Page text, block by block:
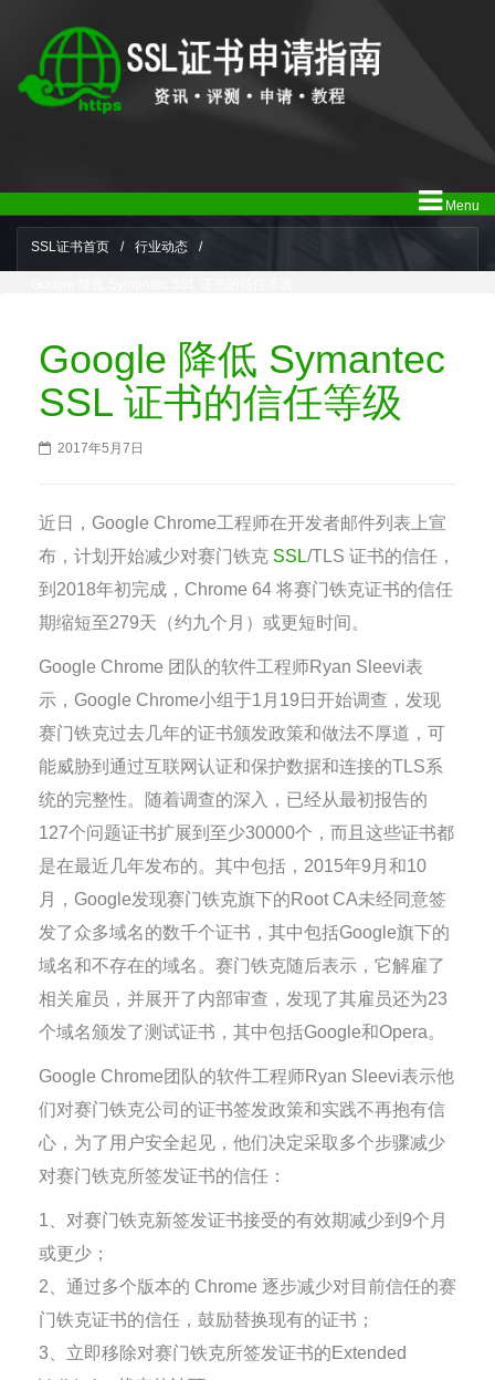
Menu
SSL证书首页 / 行业动态 /
Google 降低 Symantec
SSL 证书的信任等级
2017年5月7日
近日，Google Chrome工程师在开发者邮件列表上宣
布，计划开始减少对赛门铁克 SSL/TLS 证书的信任，
到2018年初完成，Chrome 64 将赛门铁克证书的信任
期缩短至279天（约九个月）或更短时间。
Google Chrome 团队的软件工程师Ryan Sleevi表
示，Google Chrome小组于1月19日开始调查，发现
赛门铁克过去几年的证书颁发政策和做法不厚道，可
能威胁到通过互联网认证和保护数据和连接的TLS系
统的完整性。随着调查的深入，已经从最初报告的
127个问题证书扩展到至少30000个，而且这些证书都
是在最近几年发布的。其中包括，2015年9月和10
月，Google发现赛门铁克旗下的Root CA未经同意签
发了众多域名的数千个证书，其中包括Google旗下的
域名和不存在的域名。赛门铁克随后表示，它解雇了
相关雇员，并展开了内部审查，发现了其雇员还为23
个域名颁发了测试证书，其中包括Google和Opera。
Google Chrome团队的软件工程师Ryan Sleevi表示他
们对赛门铁克公司的证书签发政策和实践不再抱有信
心，为了用户安全起见，他们决定采取多个步骤减少
对赛门铁克所签发证书的信任：
1、对赛门铁克新签发证书接受的有效期减少到9个月
或更少；
2、通过多个版本的 Chrome 逐步减少对目前信任的赛
门铁克证书的信任，鼓励替换现有的证书；
3、立即移除对赛门铁克所签发证书的Extended